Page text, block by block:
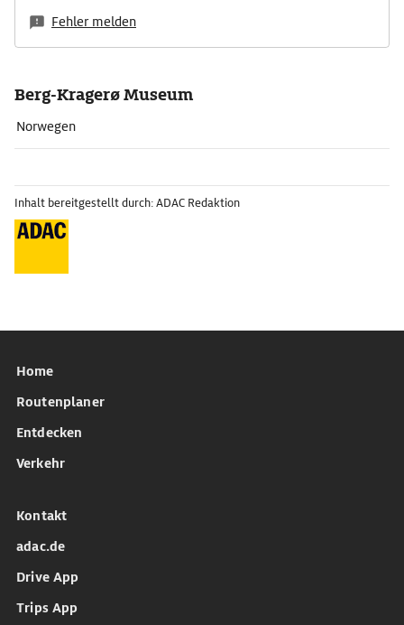
Fehler melden
Berg-Kragerø Museum
Norwegen
Inhalt bereitgestellt durch: ADAC Redaktion
Home
Routenplaner
Entdecken
Verkehr
Kontakt
adac.de
Drive App
Trips App